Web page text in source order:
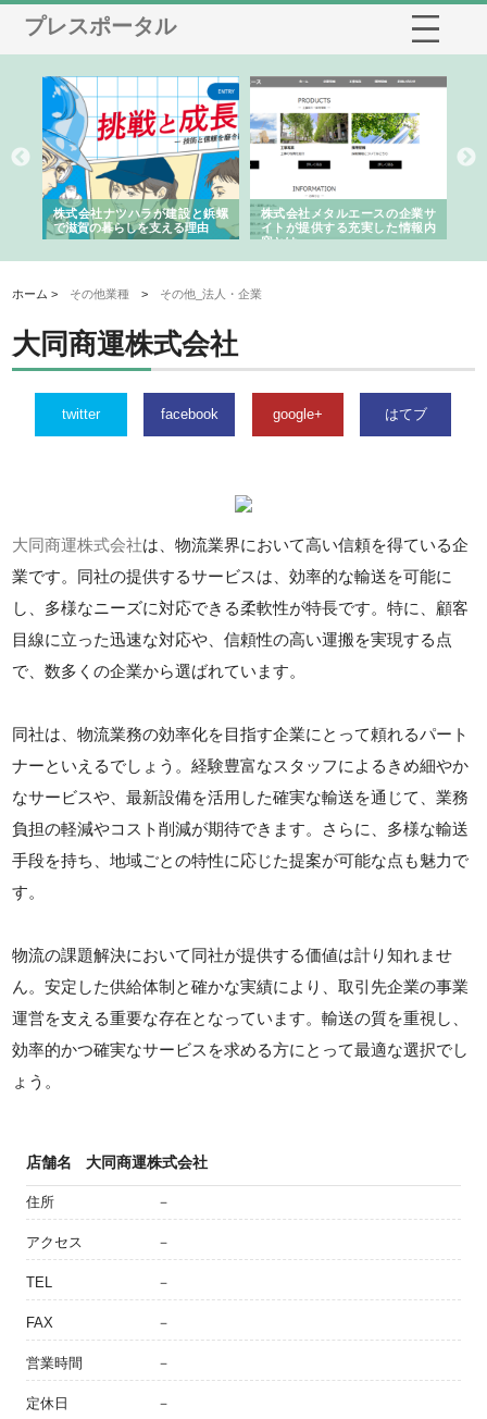
プレスポータル
株式会社ナツハラが建設と鋲螺
で滋賀の暮らしを支える理由
株式会社メタルエースの企業サ
イトが提供する充実した情報内
容とは
ホーム > その他業種 > その他_法人・企業
大同商運株式会社
twitter facebook google+ はてブ
大同商運株式会社は、物流業界において高い信頼を得ている企
業です。同社の提供するサービスは、効率的な輸送を可能に
し、多様なニーズに対応できる柔軟性が特長です。特に、顧客
目線に立った迅速な対応や、信頼性の高い運搬を実現する点
で、数多くの企業から選ばれています。
同社は、物流業務の効率化を目指す企業にとって頼れるパート
ナーといえるでしょう。経験豊富なスタッフによるきめ細やか
なサービスや、最新設備を活用した確実な輸送を通じて、業務
負担の軽減やコスト削減が期待できます。さらに、多様な輸送
手段を持ち、地域ごとの特性に応じた提案が可能な点も魅力で
す。
物流の課題解決において同社が提供する価値は計り知れませ
ん。安定した供給体制と確かな実績により、取引先企業の事業
運営を支える重要な存在となっています。輸送の質を重視し、
効率的かつ確実なサービスを求める方にとって最適な選択でし
ょう。
店舗名 大同商運株式会社
住所 －
アクセス －
TEL －
FAX －
営業時間 －
定休日 －